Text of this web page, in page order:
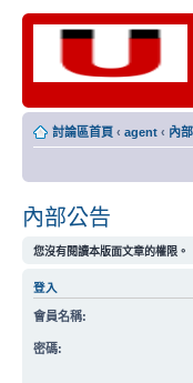
討論區首頁 ‹ agent ‹ 內
內部公告
您沒有閱讀本版面文章的權限。
登入
會員名稱:
密碼: